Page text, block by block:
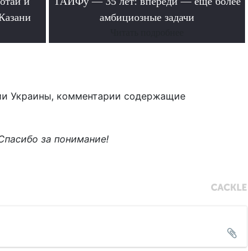
амбициозные задачи
Украины, комментарии содержащие
за понимание!